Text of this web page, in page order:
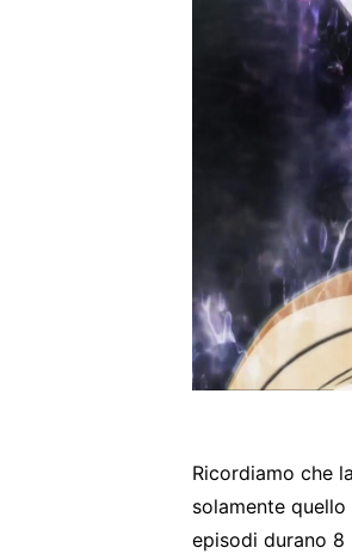
Ricordiamo che
solamente
episodi durano 8